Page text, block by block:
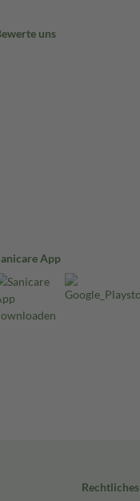
uns
App
Rechtliches